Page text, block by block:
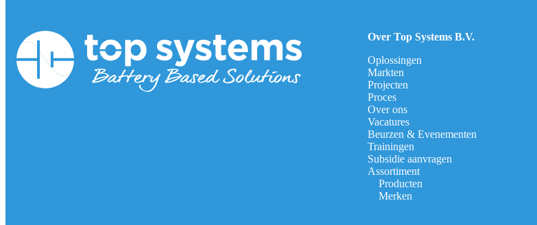
Over Top Systems B.V.
Oplossingen
Markten
Projecten
Proces
Over ons
Vacatures
Beurzen & Evenementen
Trainingen
Subsidie aanvragen
Assortiment
Producten
Merken